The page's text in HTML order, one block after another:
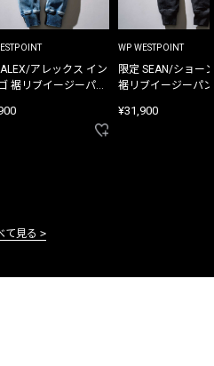
アレックス イン
裾リブイージーパン
WP WESTPOINT
限定 SEAN/ショー
裾リブイージーパ
¥31,900
て見る